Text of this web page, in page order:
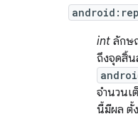
int ลักษ
ถึงจุดสิ้น
จำนวนเ
นี้มีผล ตั้